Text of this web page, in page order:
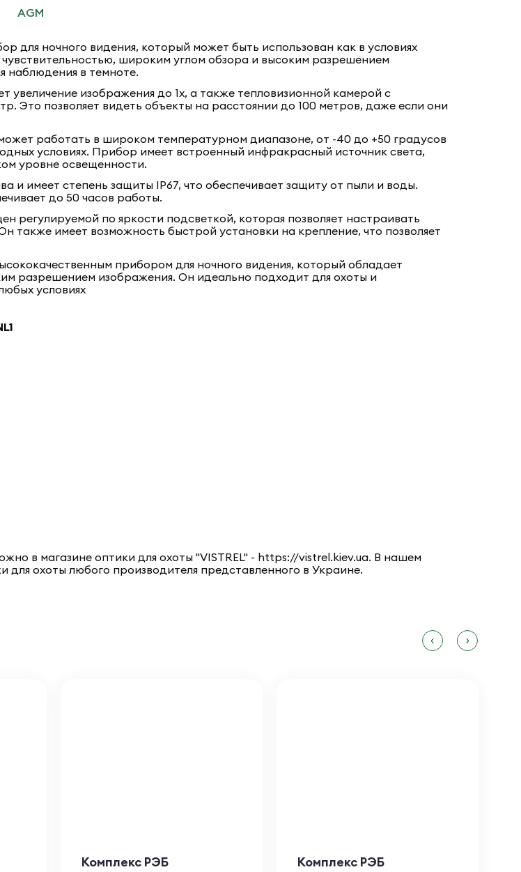
AGM
для ночного видения, который может быть использован как в условиях
широким углом обзора и высоким разрешением
наблюдения в темноте.
изображения до 1x, а также тепловизионной камерой с
позволяет видеть объекты на расстоянии до 100 метров, даже если они
работать в широком температурном диапазоне, от -40 до +50 градусов
условиях. Прибор имеет встроенный инфракрасный источник света,
уровне освещенности.
и имеет степень защиты IP67, что обеспечивает защиту от пыли и воды.
до 50 часов работы.
регулируемой по яркости подсветкой, которая позволяет настраивать
также имеет возможность быстрой установки на крепление, что позволяет
прибором для ночного видения, который обладает
разрешением изображения. Он идеально подходит для охоты и
условиях
в магазине оптики для охоты "VISTREL" - https://vistrel.kiev.ua. В нашем
охоты любого производителя представленного в Украине.
Комплекс РЭБ
Комплекс РЭБ